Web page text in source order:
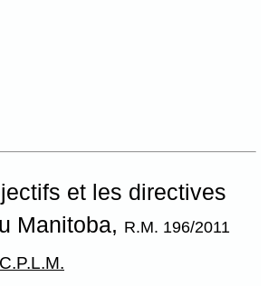
et les directives
Manitoba, R.M. 196/2011